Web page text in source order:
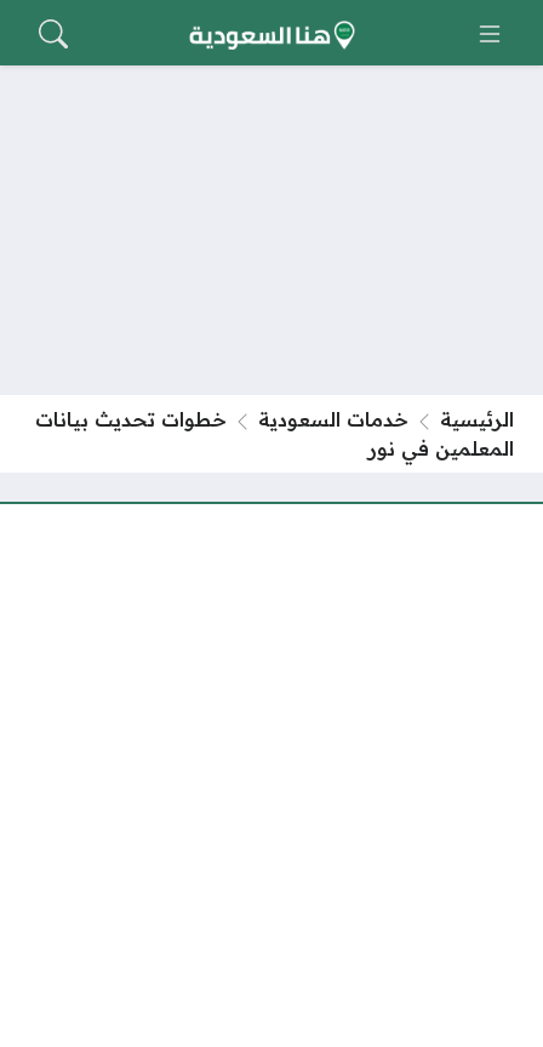
الرئيسية خدمات السعودية
خطوات تحديث بيانات
المعلمين في نور